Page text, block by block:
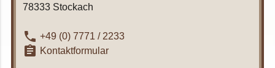
78333 Stockach
phone +49 (0) 7771 / 2233
assignment Kontaktformular